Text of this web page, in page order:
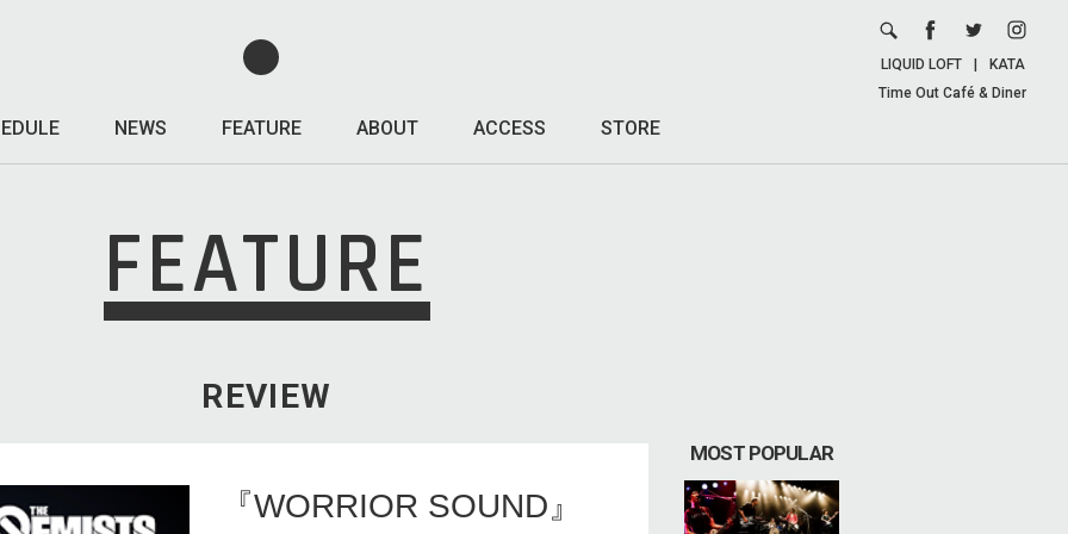
NEWS FEATURE ABOUT ACCESS STORE
LIQUID LOFT
KATA
Time Out Café & Diner
FEATURE
REVIEW
『WORRIOR SOUND』
MOST POPULAR